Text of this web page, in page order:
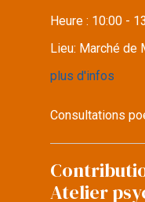
Heure : 10:00 -
Lieu: Marché de
plus d'infos
Consultations
Atelier